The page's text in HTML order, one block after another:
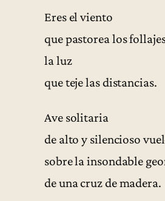
Eres el viento
que pastorea los
la luz
que teje las distancias.
Ave solitaria
de alto y silencioso
sobre la insondable
de una cruz de madera.